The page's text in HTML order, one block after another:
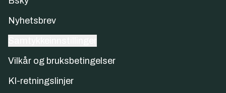
Nyhetsbrev
Vilkår og bruksbetingelser
KI-retningslinjer